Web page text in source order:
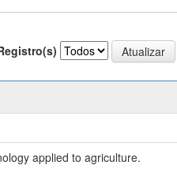
applied to agriculture.